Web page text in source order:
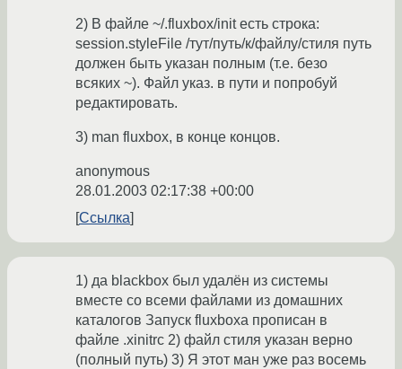
2) В файле ~/.fluxbox/init есть строка:
session.styleFile /тут/путь/к/файлу/стиля путь
должен быть указан полным (т.е. безо
всяких ~). Файл указ. в пути и попробуй
редактировать.
3) man fluxbox, в конце концов.
anonymous
28.01.2003 02:17:38 +00:00
Ссылка
1) да blackbox был удалён из системы
вместе со всеми файлами из домашних
каталогов Запуск fluxboxa прописан в
файле .xinitrc 2) файл стиля указан верно
(полный путь) 3) Я этот ман уже раз восемь